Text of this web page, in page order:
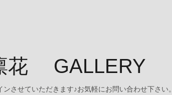
花 GALLERY
させていただきます♪お気軽にお問い合わせ下さい。